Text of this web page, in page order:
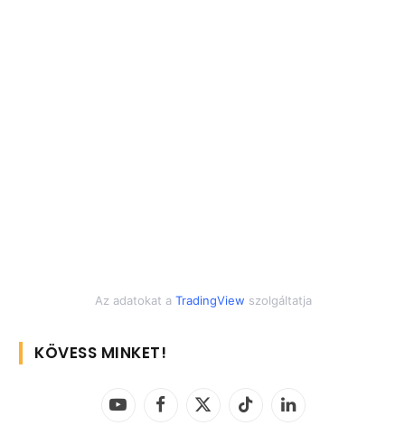
Az adatokat a TradingView szolgáltatja
KÖVESS MINKET!
YouTubeFacebook
X
TikTok LinkedIn